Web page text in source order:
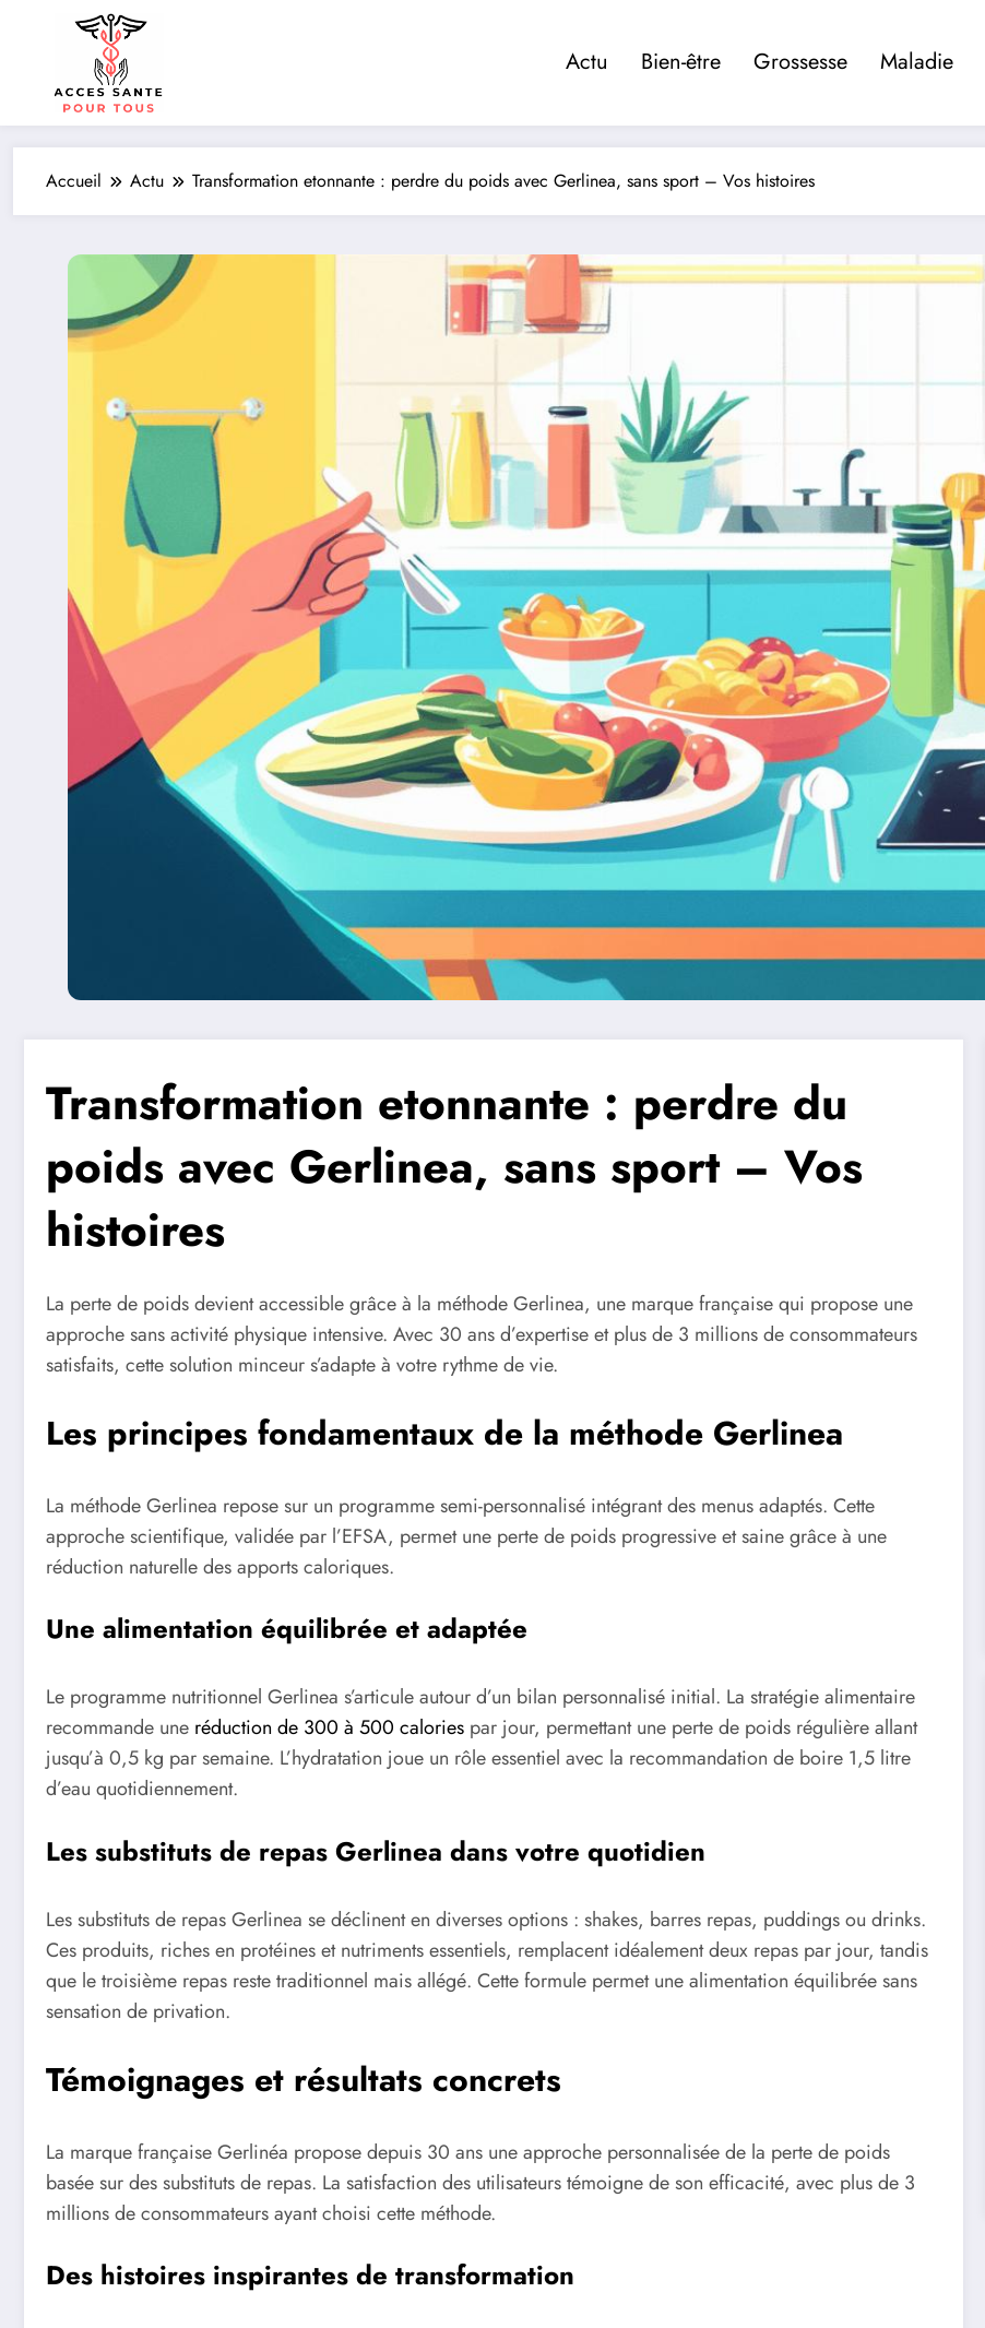
Actu Bien-être Grossesse Maladie
Accueil Actu Transformation etonnante : perdre du poids avec Gerlinea, sans sport – Vos histoires
Transformation etonnante : perdre du
poids avec Gerlinea, sans sport – Vos
histoires
La perte de poids devient accessible grâce à la méthode Gerlinea, une marque française qui propose une
approche sans activité physique intensive. Avec 30 ans d’expertise et plus de 3 millions de consommateurs
satisfaits, cette solution minceur s’adapte à votre rythme de vie.
Les principes fondamentaux de la méthode Gerlinea
La méthode Gerlinea repose sur un programme semi-personnalisé intégrant des menus adaptés. Cette
approche scientifique, validée par l’EFSA, permet une perte de poids progressive et saine grâce à une
réduction naturelle des apports caloriques.
Une alimentation équilibrée et adaptée
Le programme nutritionnel Gerlinea s’articule autour d’un bilan personnalisé initial. La stratégie alimentaire
recommande une réduction de 300 à 500 calories par jour, permettant une perte de poids régulière allant
jusqu’à 0,5 kg par semaine. L’hydratation joue un rôle essentiel avec la recommandation de boire 1,5 litre
d’eau quotidiennement.
Les substituts de repas Gerlinea dans votre quotidien
Les substituts de repas Gerlinea se déclinent en diverses options : shakes, barres repas, puddings ou drinks.
Ces produits, riches en protéines et nutriments essentiels, remplacent idéalement deux repas par jour, tandis
que le troisième repas reste traditionnel mais allégé. Cette formule permet une alimentation équilibrée sans
sensation de privation.
Témoignages et résultats concrets
La marque française Gerlinéa propose depuis 30 ans une approche personnalisée de la perte de poids
basée sur des substituts de repas. La satisfaction des utilisateurs témoigne de son efficacité, avec plus de 3
millions de consommateurs ayant choisi cette méthode.
Des histoires inspirantes de transformation